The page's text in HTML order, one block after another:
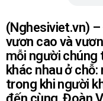
(Nghesiviet.vn)
vươn cao và
mỗi người chúng
khác nhau ở
trong khi người